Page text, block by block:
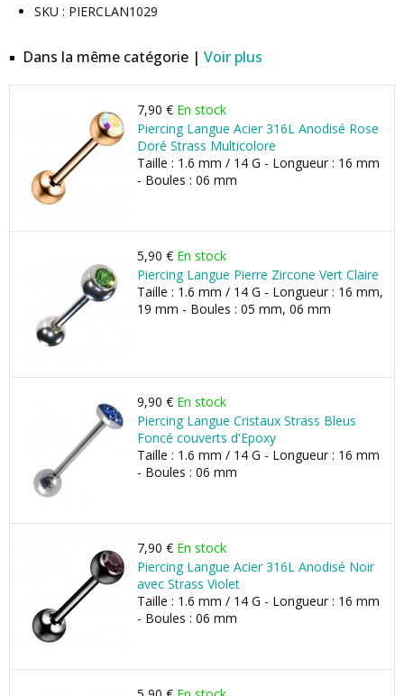
SKU : PIERCLAN1029
Dans la même catégorie | Voir plus
7,90 € En stock
Piercing Langue Acier 316L Anodisé Rose
Doré Strass Multicolore
Taille : 1.6 mm / 14 G - Longueur : 16 mm
- Boules : 06 mm
5,90 € En stock
Piercing Langue Pierre Zircone Vert Claire
Taille : 1.6 mm / 14 G - Longueur : 16 mm,
19 mm - Boules : 05 mm, 06 mm
9,90 € En stock
Piercing Langue Cristaux Strass Bleus
Foncé couverts d'Epoxy
Taille : 1.6 mm / 14 G - Longueur : 16 mm
- Boules : 06 mm
7,90 € En stock
Piercing Langue Acier 316L Anodisé Noir
avec Strass Violet
Taille : 1.6 mm / 14 G - Longueur : 16 mm
- Boules : 06 mm